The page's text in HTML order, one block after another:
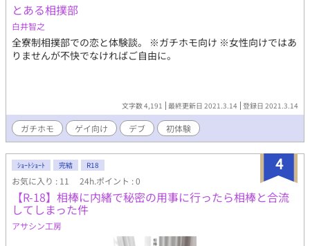
とある相撲部
白井智之
全寮制相撲部での恋と体験談。 ※ガチホモ向け ※女性向けではあ
りませんが不快でなければご自由に。
文字数 4,191 最終更新日 2021.3.14 登録日 2021.3.14
ガチホモ ゲイ向け デブ 初体験
4
ｼｮｰﾄｼｮｰﾄ 完結 R18
お気に入り : 11 24h.ポイント : 0
【R-18】相棒に内緒で秘密の用事に行ったら相棒と合流
してしまった件
アサシン工房